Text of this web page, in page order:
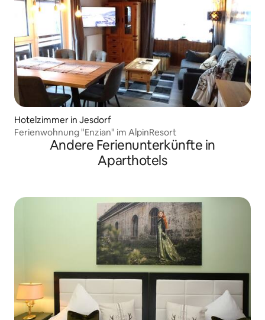
Hotelzimmer in Jesdorf
Ferienwohnung "Enzian" im AlpinResort
Andere Ferienunterkünfte in
Aparthotels